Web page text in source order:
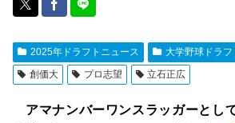
2025年ドラフトニュース
大学野球ドラフ
創価大
プロ志望 立石正広
アマナンバーワンスラッガーとし